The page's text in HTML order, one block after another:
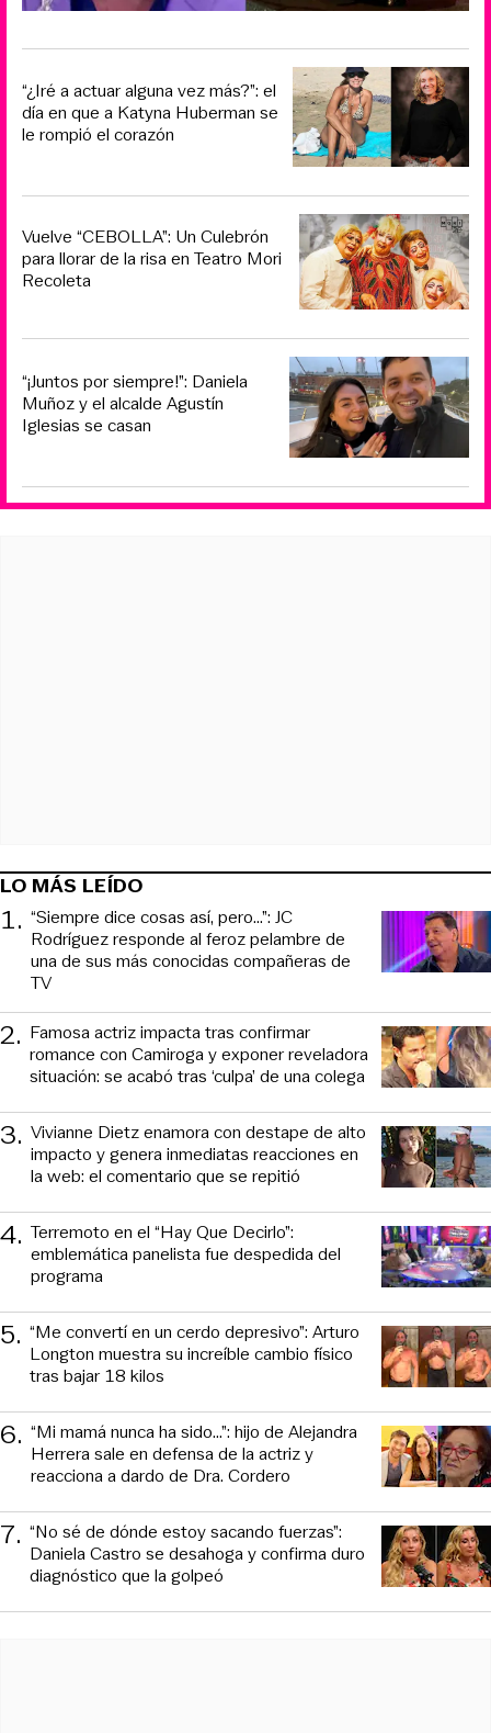
“¿Iré a actuar alguna vez más?”: el
día en que a Katyna Huberman se
le rompió el corazón
Vuelve “CEBOLLA”: Un Culebrón
para llorar de la risa en Teatro Mori
Recoleta
“¡Juntos por siempre!”: Daniela
Muñoz y el alcalde Agustín
Iglesias se casan
LO MÁS LEÍDO
1. “Siempre dice cosas así, pero...”: JC
Rodríguez responde al feroz pelambre de
una de sus más conocidas compañeras de
TV
2. Famosa actriz impacta tras confirmar
romance con Camiroga y exponer reveladora
situación: se acabó tras ‘culpa’ de una colega
3. Vivianne Dietz enamora con destape de alto
impacto y genera inmediatas reacciones en
la web: el comentario que se repitió
4. Terremoto en el “Hay Que Decirlo”:
emblemática panelista fue despedida del
programa
5. “Me convertí en un cerdo depresivo”: Arturo
Longton muestra su increíble cambio físico
tras bajar 18 kilos
6. “Mi mamá nunca ha sido...”: hijo de Alejandra
Herrera sale en defensa de la actriz y
reacciona a dardo de Dra. Cordero
7. “No sé de dónde estoy sacando fuerzas”:
Daniela Castro se desahoga y confirma duro
diagnóstico que la golpeó